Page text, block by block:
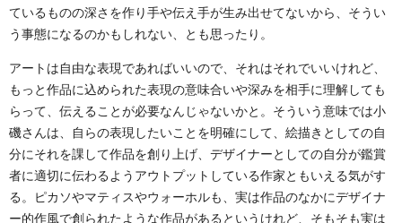
ているものの深さを作り手や伝え手が生み出せてないから、そうい
う事態になるのかもしれない、とも思ったり。
アートは自由な表現であればいいので、それはそれでいいけれど、
もっと作品に込められた表現の意味合いや深みを相手に理解しても
らって、伝えることが必要なんじゃないかと。そういう意味では小
磯さんは、自らの表現したいことを明確にして、絵描きとしての自
分にそれを課して作品を創り上げ、デザイナーとしての自分が鑑賞
者に適切に伝わるようアウトプットしている作家ともいえる気がす
る。ピカソやマティスやウォーホルも、実は作品のなかにデザイナ
ー的作風で創られたような作品があるというけれど、そもそも実は